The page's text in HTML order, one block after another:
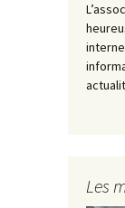
Les